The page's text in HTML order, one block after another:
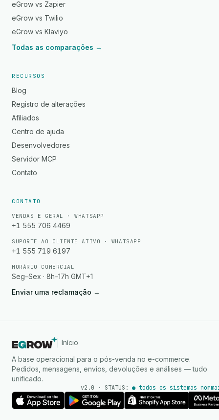
eGrow vs Zapier
eGrow vs Twilio
eGrow vs Klaviyo
Todas as comparações →
RECURSOS
Blog
Registro de alterações
Afiliados
Centro de ajuda
Desenvolvedores
Servidor MCP
Contato
CONTATO
VENDAS E GERAL · WHATSAPP
+1 555 706 4469
SUPORTE AO CLIENTE ATIVO · WHATSAPP
+1 555 719 6197
HORÁRIO COMERCIAL
Seg–Sex · 8h–17h GMT+1
Enviar uma reclamação →
Início
A base operacional para o pós-venda no e-commerce.
Pedidos, mensagens, envios, devoluções e análises — tudo
unificado.
v2.0 · STATUS: ● todos os sistemas